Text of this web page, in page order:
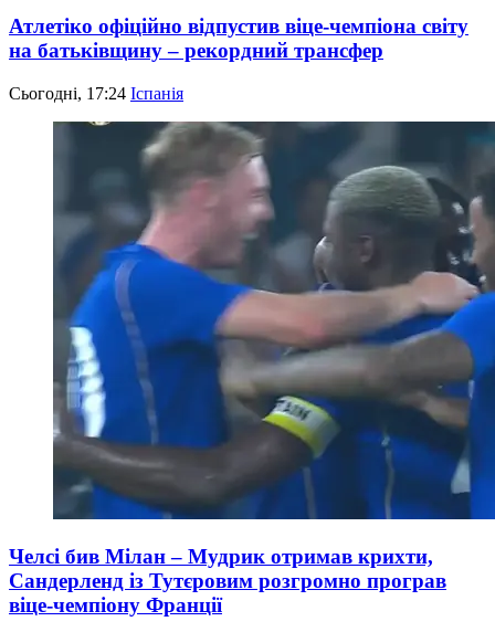
Атлетіко офіційно відпустив віце-чемпіона світу
на батьківщину – рекордний трансфер
Сьогодні, 17:24 Іспанія
Челсі бив Мілан – Мудрик отримав крихти,
Сандерленд із Тутєровим розгромно програв
віце-чемпіону Франції